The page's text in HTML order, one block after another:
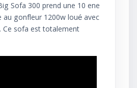
Sofa 300 prend une 10 ene
au gonfleur 1200w loué avec
Ce sofa est totalement